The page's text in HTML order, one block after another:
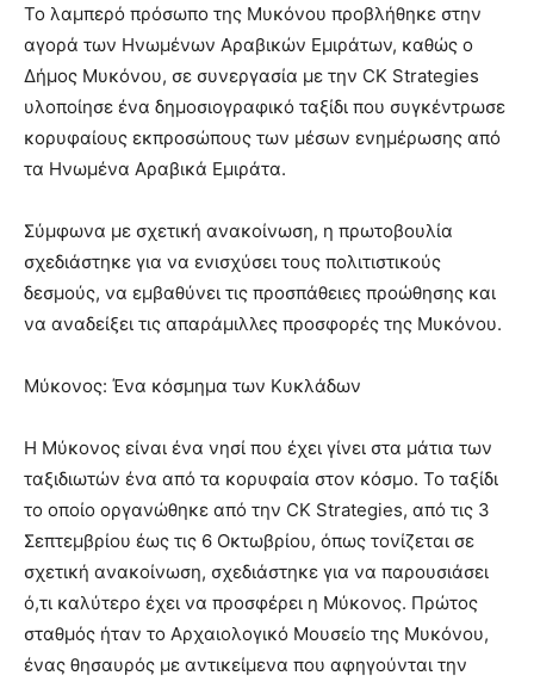
Το λαμπερό πρόσωπο της Μυκόνου προβλήθηκε στην
αγορά των Ηνωμένων Αραβικών Εμιράτων, καθώς ο
Δήμος Μυκόνου, σε συνεργασία με την CK Strategies
υλοποίησε ένα δημοσιογραφικό ταξίδι που συγκέντρωσε
κορυφαίους εκπροσώπους των μέσων ενημέρωσης από
τα Ηνωμένα Αραβικά Εμιράτα.
Σύμφωνα με σχετική ανακοίνωση, η πρωτοβουλία
σχεδιάστηκε για να ενισχύσει τους πολιτιστικούς
δεσμούς, να εμβαθύνει τις προσπάθειες προώθησης και
να αναδείξει τις απαράμιλλες προσφορές της Μυκόνου.
Μύκονος: Ένα κόσμημα των Κυκλάδων
Η Μύκονος είναι ένα νησί που έχει γίνει στα μάτια των
ταξιδιωτών ένα από τα κορυφαία στον κόσμο. Το ταξίδι
το οποίο οργανώθηκε από την CK Strategies, από τις 3
Σεπτεμβρίου έως τις 6 Οκτωβρίου, όπως τονίζεται σε
σχετική ανακοίνωση, σχεδιάστηκε για να παρουσιάσει
ό,τι καλύτερο έχει να προσφέρει η Μύκονος. Πρώτος
σταθμός ήταν το Αρχαιολογικό Μουσείο της Μυκόνου,
ένας θησαυρός με αντικείμενα που αφηγούνται την